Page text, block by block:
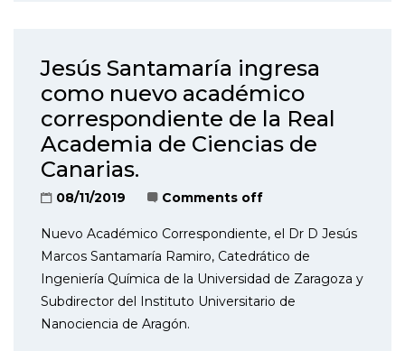
Jesús Santamaría ingresa
como nuevo académico
correspondiente de la Real
Academia de Ciencias de
Canarias.
08/11/2019 Comments off
Nuevo Académico Correspondiente, el Dr D Jesús
Marcos Santamaría Ramiro, Catedrático de
Ingeniería Química de la Universidad de Zaragoza y
Subdirector del Instituto Universitario de
Nanociencia de Aragón.